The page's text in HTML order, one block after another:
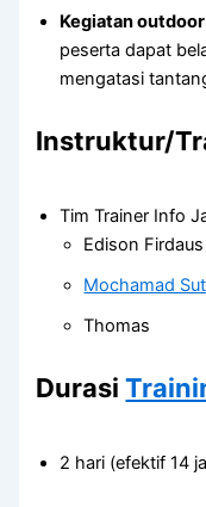
Kegiatan
peserta dapat
mengatasi
Instruktur/
Tim Trainer Info
Edison Firdaus
Mochamad
Thomas
Durasi
2 hari (efektif 14